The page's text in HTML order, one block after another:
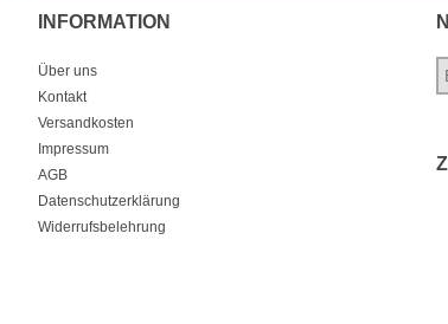
INFORMATION
Über uns
Kontakt
Versandkosten
Impressum
AGB
Datenschutzerklärung
Widerrufsbelehrung